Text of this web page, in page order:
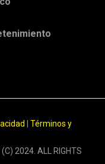
Términos y
2024. ALL RIGHTS